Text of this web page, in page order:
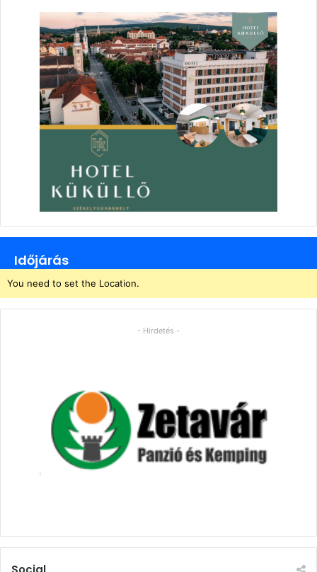
Időjárás
You need to set the Location.
- Hirdetés -